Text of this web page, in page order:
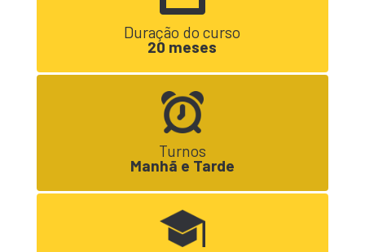
Duração do curso
20 meses
Turnos
Manhã e Tarde